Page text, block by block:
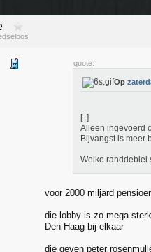
quote:
Op
[..]
Alleen ingevoerd
Bijvangst is meer
Welke randdebiel
voor 2000 miljard
die lobby is zo mega
Den Haag bij elkaar
die geven peter